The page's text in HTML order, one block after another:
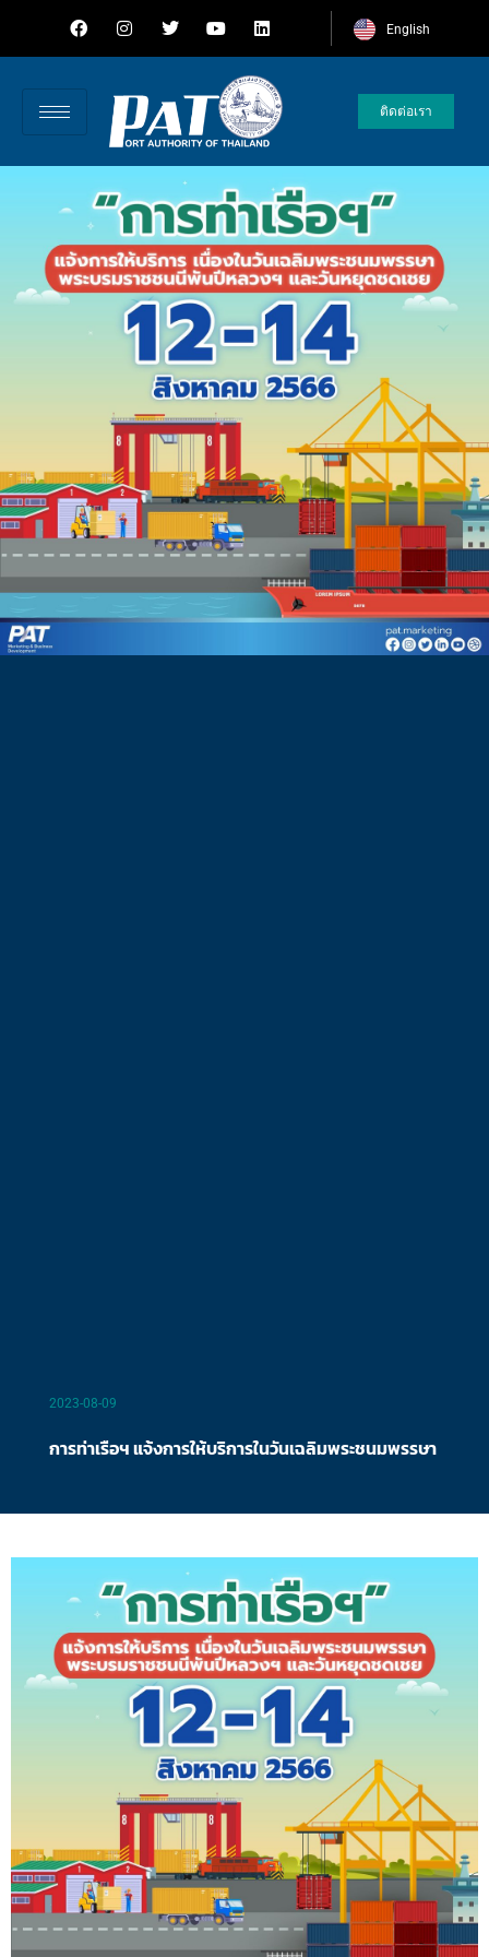
English
ติดต่อเรา
2023-08-09
การท่าเรือฯ แจ้งการให้บริการในวันเฉลิมพระชนมพรรษา